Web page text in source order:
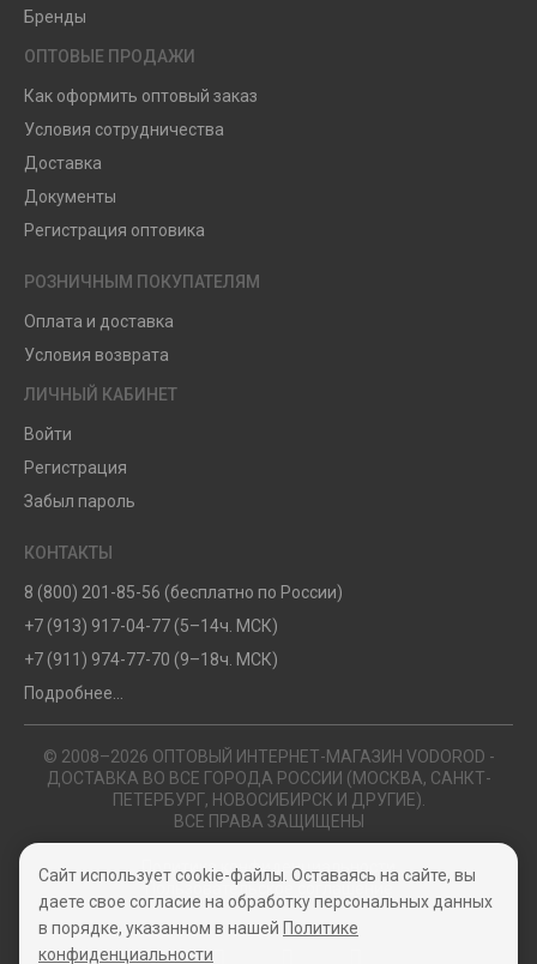
Бренды
ОПТОВЫЕ ПРОДАЖИ
Как оформить оптовый заказ
Условия сотрудничества
Доставка
Документы
Регистрация оптовика
РОЗНИЧНЫМ ПОКУПАТЕЛЯМ
Оплата и доставка
Условия возврата
ЛИЧНЫЙ КАБИНЕТ
Войти
Регистрация
Забыл пароль
КОНТАКТЫ
8 (800) 201-85-56 (бесплатно по России)
+7 (913) 917-04-77 (5–14ч. МСК)
+7 (911) 974-77-70 (9–18ч. МСК)
Подробнее...
© 2008–2026 ОПТОВЫЙ ИНТЕРНЕТ-МАГАЗИН VODOROD -
ДОСТАВКА ВО ВСЕ ГОРОДА РОССИИ (МОСКВА, САНКТ-
ПЕТЕРБУРГ, НОВОСИБИРСК И ДРУГИЕ).
ВСЕ ПРАВА ЗАЩИЩЕНЫ
Политика конфиденциальности
Пользовательское соглашение
Сайт использует cookie-файлы. Оставаясь на сайте, вы
даете свое согласие на обработку персональных данных
в порядке, указанном в нашей Политике
конфиденциальности